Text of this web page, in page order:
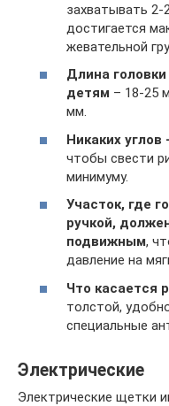
захватывать 2-
достигается
жевательной
Длина
детям – 18-25
мм.
Никаких
чтобы свести
минимуму.
Участок, где
ручкой,
подвижным,
давление на
Что касается
толстой,
специальные
Электрические
Электрические щетки